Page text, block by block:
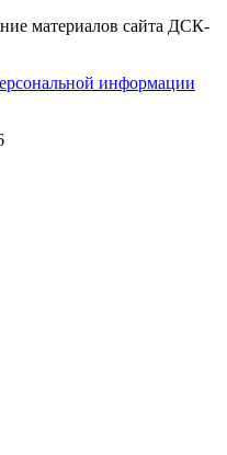
материалов сайта ДСК-
информации